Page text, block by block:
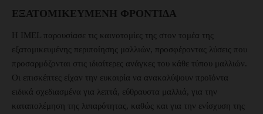
ΕΞΑΤΟΜΙΚΕΥΜΈΝΗ ΦΡΟΝΤΊΔΑ
Η IMEL παρουσίασε τις καινοτομίες της στον τομέα της
εξατομικευμένης περιποίησης μαλλιών, προσφέροντας λύσεις που
προσαρμόζονται στις ιδιαίτερες ανάγκες του κάθε τύπου μαλλιών.
Οι επισκέπτες είχαν την ευκαιρία να ανακαλύψουν προϊόντα
ειδικά σχεδιασμένα για λεπτά, εύθραυστα μαλλιά, για την
καταπολέμηση της λιπαρότητας, καθώς και για την ενίσχυση της